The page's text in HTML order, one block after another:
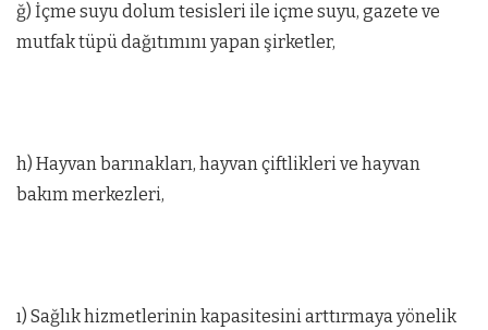
ğ) İçme suyu dolum tesisleri ile içme suyu, gazete ve
mutfak tüpü dağıtımını yapan şirketler,
h) Hayvan barınakları, hayvan çiftlikleri ve hayvan
bakım merkezleri,
ı) Sağlık hizmetlerinin kapasitesini arttırmaya yönelik